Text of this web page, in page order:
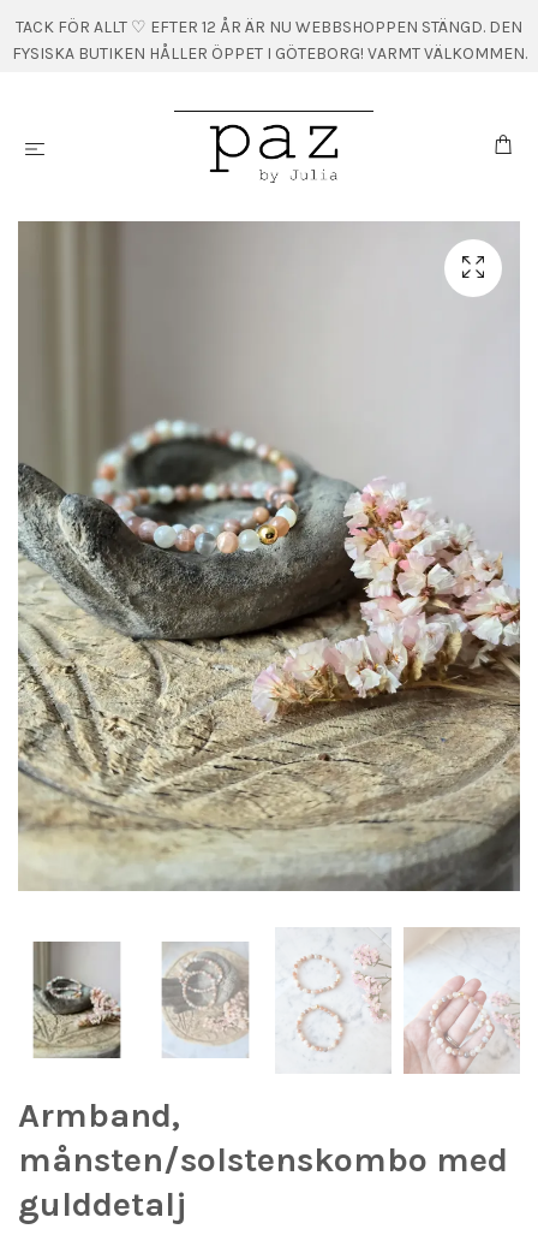
TACK FÖR ALLT ♡ EFTER 12 ÅR ÄR NU WEBBSHOPPEN STÄNGD. DEN
FYSISKA BUTIKEN HÅLLER ÖPPET I GÖTEBORG! VARMT VÄLKOMMEN.
Armband,
månsten/solstenskombo med
gulddetalj